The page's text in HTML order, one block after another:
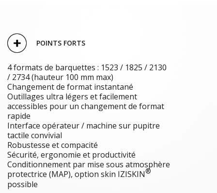
POINTS FORTS
4 formats de barquettes : 1523 / 1825 / 2130
/ 2734 (hauteur 100 mm max)
Changement de format instantané
Outillages ultra légers et facilement
accessibles pour un changement de format
rapide
Interface opérateur / machine sur pupitre
tactile convivial
Robustesse et compacité
Sécurité, ergonomie et productivité
Conditionnement par mise sous atmosphère
protectrice (MAP), option skin IZISKIN®
possible